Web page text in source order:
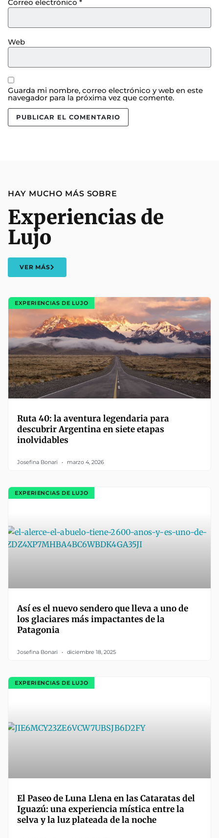
Correo electrónico *
Web
Guarda mi nombre, correo electrónico y web en este
navegador para la próxima vez que comente.
HAY MUCHO MÁS SOBRE
Experiencias de
Lujo
VER MÁS
EXPERIENCIAS DE LUJO
Ruta 40: la aventura legendaria para
descubrir Argentina en siete etapas
inolvidables
Josefina Bonari marzo 4, 2026
EXPERIENCIAS DE LUJO
Así es el nuevo sendero que lleva a uno de
los glaciares más impactantes de la
Patagonia
Josefina Bonari diciembre 18, 2025
EXPERIENCIAS DE LUJO
El Paseo de Luna Llena en las Cataratas del
Iguazú: una experiencia mística entre la
selva y la luz plateada de la noche